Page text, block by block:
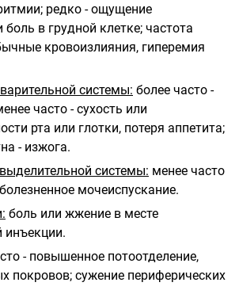
редко - ощущение
в грудной клетке; частота
кровоизлияния, гиперемия
системы: более часто -
часто - сухость или
рта или глотки, потеря аппетита;
- изжога.
системы: менее часто
мочеиспускание.
боль или жжение в месте
- повышенное потоотделение,
покровов; сужение периферических